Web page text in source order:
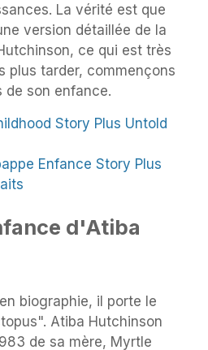
La vérité est que
version détaillée de la
ce qui est très
plus tarder, commençons
de son enfance.
Enfance Story Plus
d'Atiba
biographie, il porte le
Atiba Hutchinson
de sa mère, Myrtle